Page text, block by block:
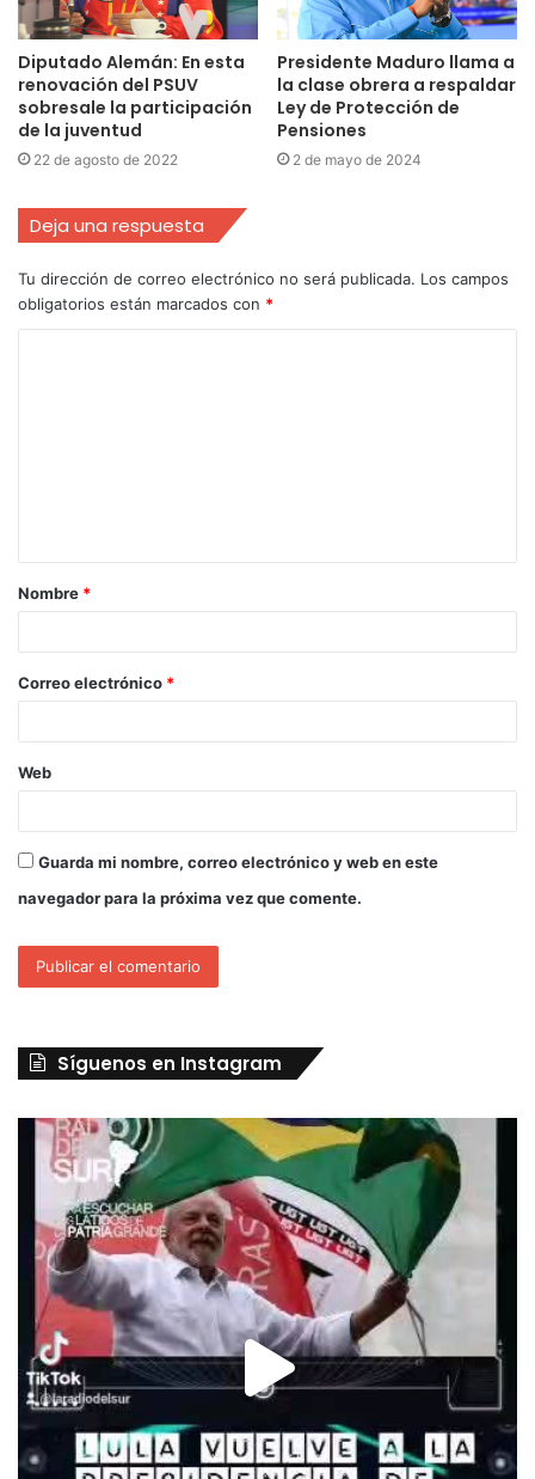
Diputado Alemán: En esta
renovación del PSUV
sobresale la participación
de la juventud
22 de agosto de 2022
Presidente Maduro llama a
la clase obrera a respaldar
Ley de Protección de
Pensiones
2 de mayo de 2024
Deja una respuesta
Tu dirección de correo electrónico no será publicada. Los campos
obligatorios están marcados con *
Nombre *
Correo electrónico *
Web
Guarda mi nombre, correo electrónico y web en este
navegador para la próxima vez que comente.
Síguenos en Instagram